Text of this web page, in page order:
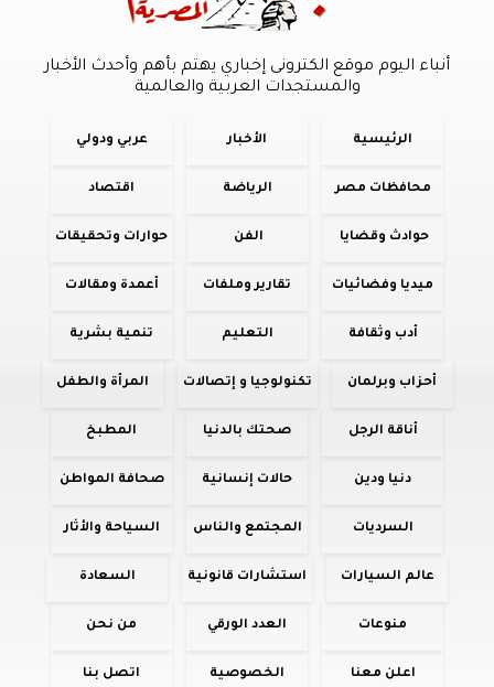
أنباء اليوم موقع الكترونى إخباري يهتم بأهم وأحدث الأخبار
والمستجدات العربية والعالمية
الرئيسية الأخبار عربي ودولي
محافظات مصر الرياضة اقتصاد
حوادث وقضايا الفن حوارات وتحقيقات
ميديا وفضائيات تقارير وملفات أعمدة ومقالات
أدب وثقافة التعليم تنمية بشرية
أحزاب وبرلمان تكنولوجيا و إتصالات المرأة والطفل
أناقة الرجل صحتك بالدنيا المطبخ
دنيا ودين حالات إنسانية صحافة المواطن
السرديات المجتمع والناس السياحة والأثار
عالم السيارات استشارات قانونية السعادة
منوعات العدد الورقي من نحن
اعلن معنا الخصوصية اتصل بنا